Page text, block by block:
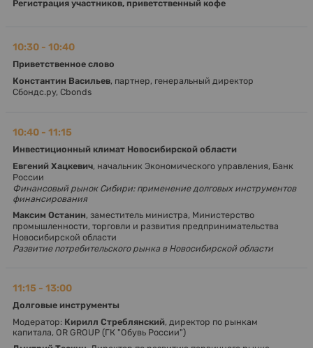
Регистрация участников, приветственный кофе
10:30 - 10:40
Приветственное слово
Константин Васильев, партнер, генеральный директор
Сбондс.ру, Cbonds
10:40 - 11:15
Инвестиционный климат Новосибирской области
Евгений Хацкевич, начальник Экономического управления, Банк
России
Финансовый рынок Сибири: применение долговых инструментов
финансирования
Максим Останин, заместитель министра, Министерство
промышленности, торговли и развития предпринимательства
Новосибирской области
Развитие потребительского рынка в Новосибирской области
11:15 - 13:00
Долговые инструменты
Модератор: Кирилл Стреблянский, директор по рынкам
капитала, OR GROUP (ГК "Обувь России")